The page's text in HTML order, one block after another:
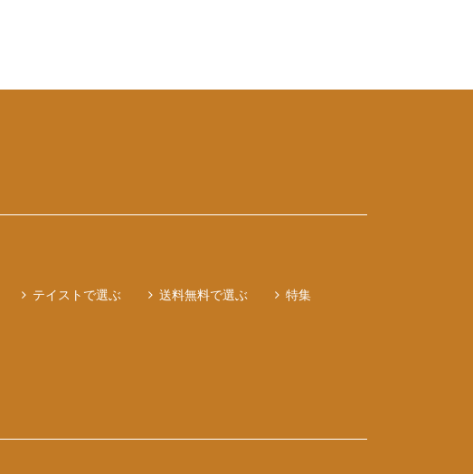
テイストで選ぶ 送料無料で選ぶ
特集